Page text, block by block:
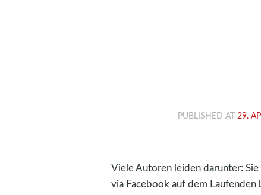
PUBLISHED AT 29.
Viele Autoren leiden darunter:
via Facebook auf dem Laufenden